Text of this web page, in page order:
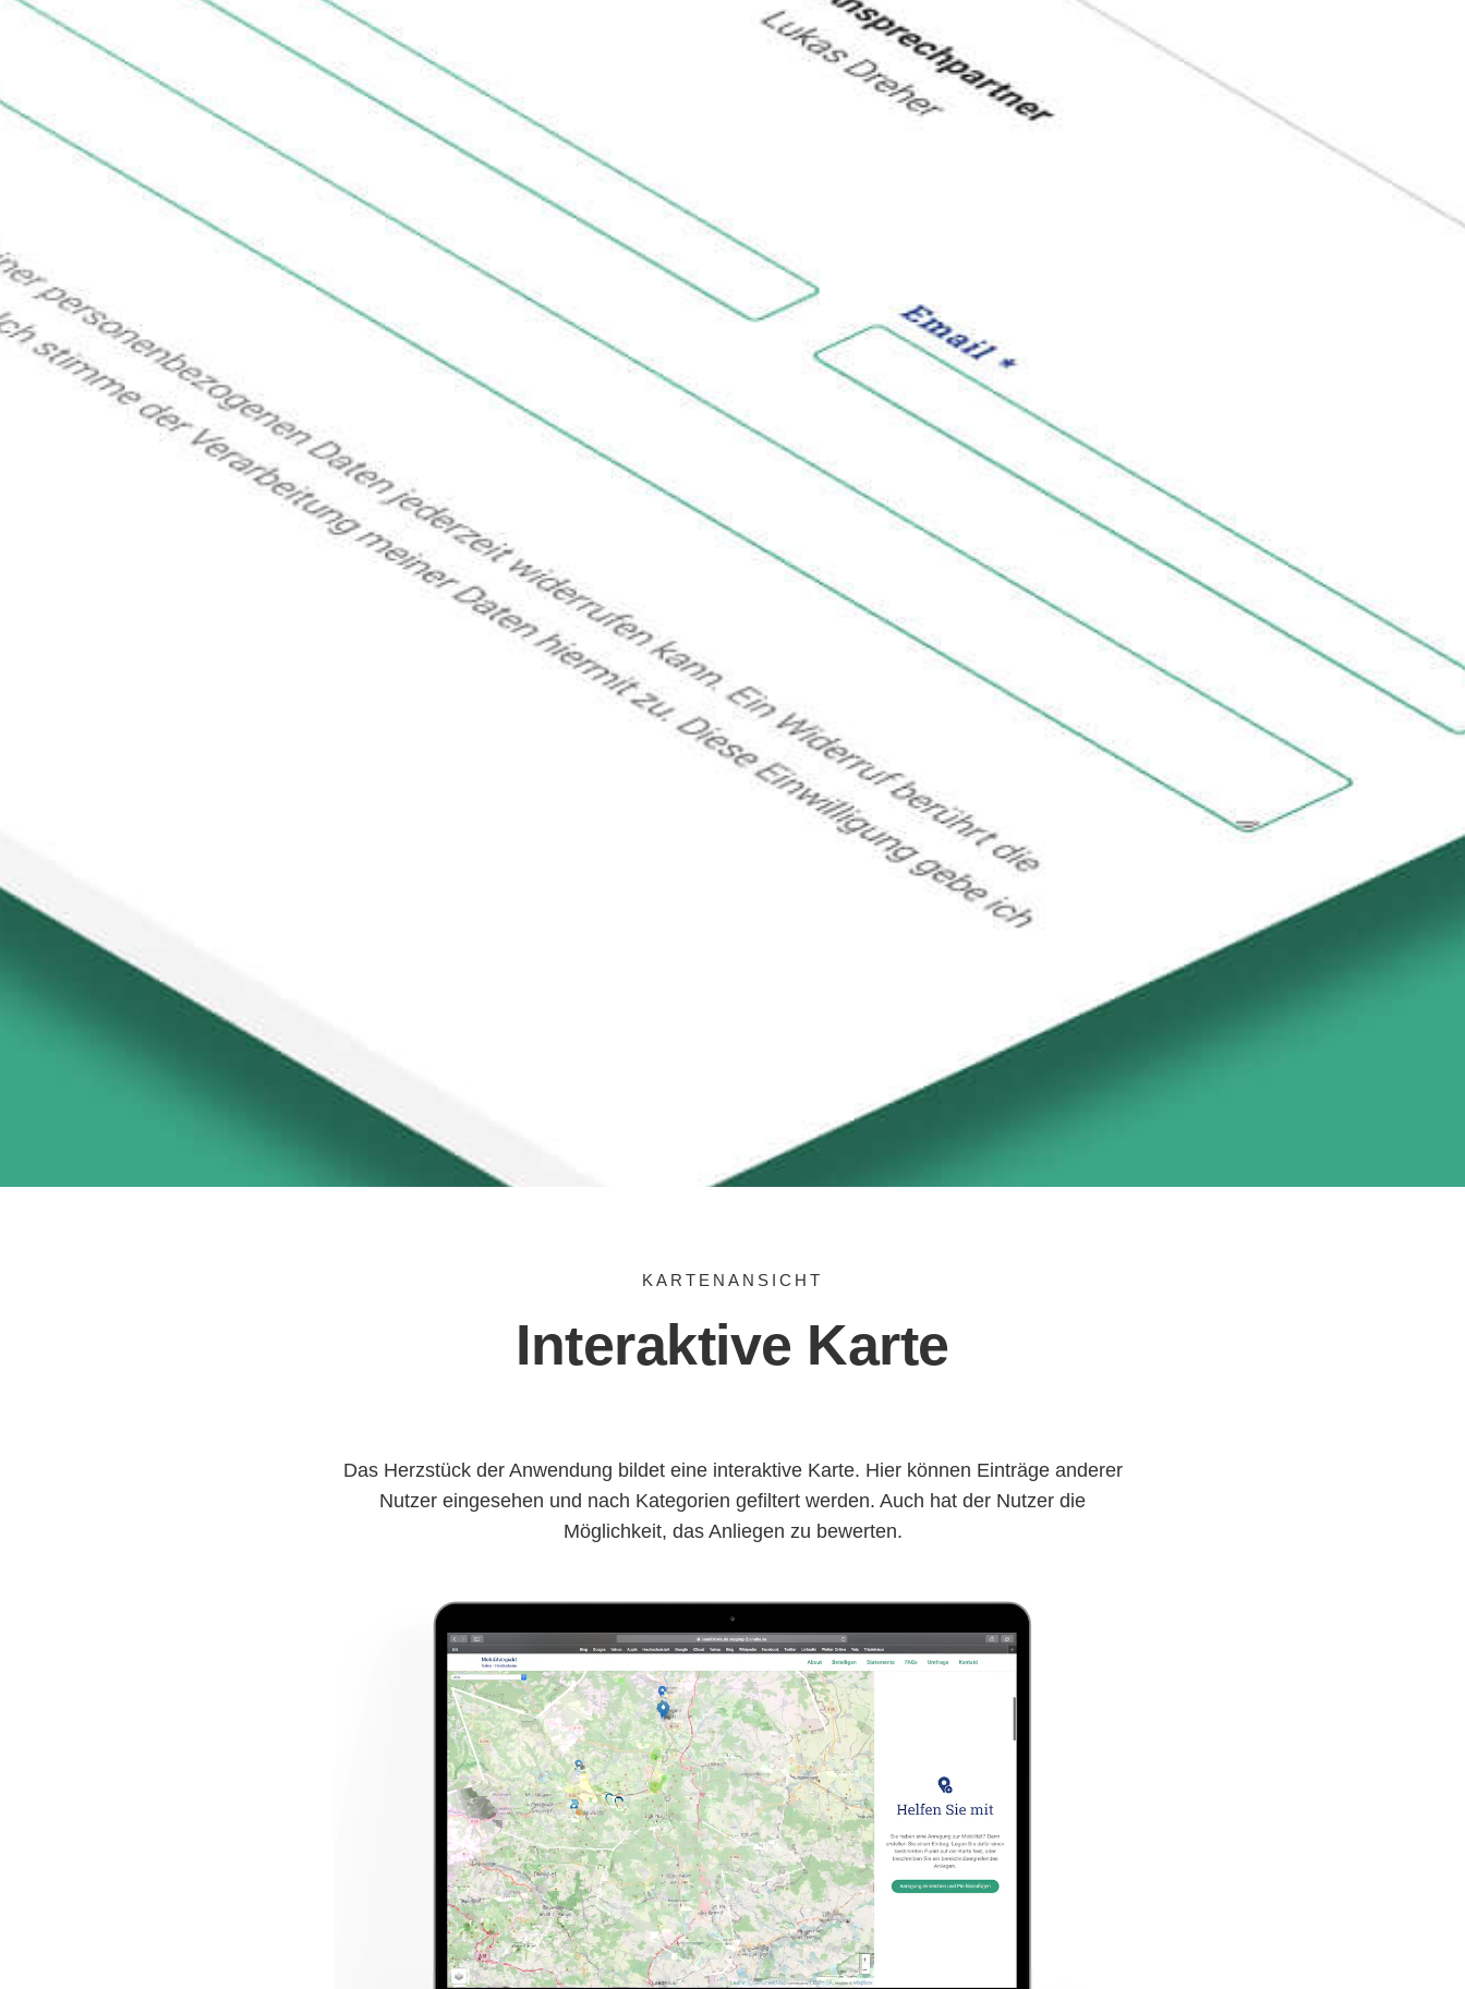
KARTENANSICHT
Interaktive Karte
Das Herzstück der Anwendung bildet eine interaktive Karte. Hier können Einträge anderer
Nutzer eingesehen und nach Kategorien gefiltert werden. Auch hat der Nutzer die
Möglichkeit, das Anliegen zu bewerten.